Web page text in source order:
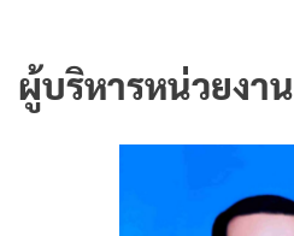
ผู้บริหารหน่วยงาน